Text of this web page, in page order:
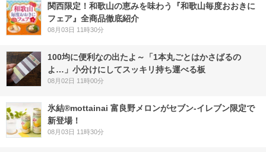
関西限定！和歌山の恵みを味わう『和歌山毎度おおきに
フェア』全商品徹底紹介
08月03日 11時30分
100均に便利なの出たよ～「1本丸ごとはかさばるの
よ…」小分けにしてスッキリ持ち運べる板
08月02日 11時00分
氷結®mottainai 富良野メロンがセブン‐イレブン限定で
新登場！
08月03日 11時30分